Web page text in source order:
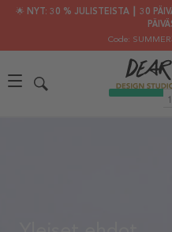
🌟 NYT: 30 % JULISTEISTA ┃ 30
Code: